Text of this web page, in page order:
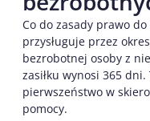
Co do zasady prawo
przysługuje przez
bezrobotnej osoby z
zasiłku wynosi 365
pierwszeństwo w
pomocy.